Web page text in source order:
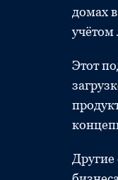
домах
учётом
Этот
Другие